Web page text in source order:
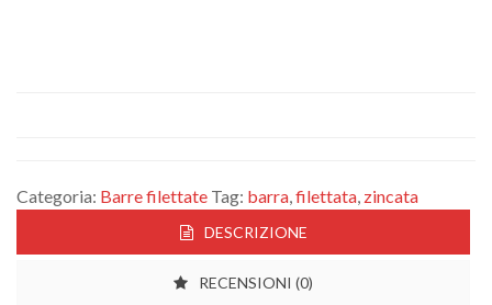
Categoria: Barre filettate Tag: barra filettata zincata
DESCRIZIONE
RECENSIONI (0)